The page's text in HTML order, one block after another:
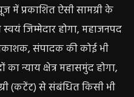
में प्रकाशित ऐसी सामग्री के
जिम्मेदार होगा, महाजनपद
संपादक की कोई भी
का न्याय क्षेत्र महासमुंद होगा,
(कटेंट) से संबंधित किसी भी